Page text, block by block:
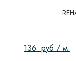
136 руб / м.